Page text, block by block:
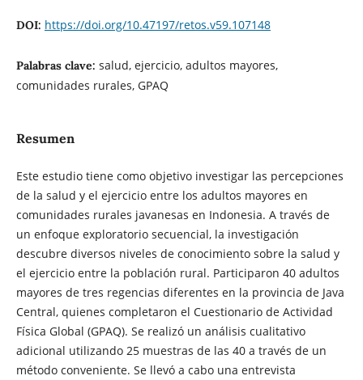
DOI: https://doi.org/10.47197/retos.v59.107148
Palabras clave: salud, ejercicio, adultos mayores,
comunidades rurales, GPAQ
Resumen
Este estudio tiene como objetivo investigar las percepciones
de la salud y el ejercicio entre los adultos mayores en
comunidades rurales javanesas en Indonesia. A través de
un enfoque exploratorio secuencial, la investigación
descubre diversos niveles de conocimiento sobre la salud y
el ejercicio entre la población rural. Participaron 40 adultos
mayores de tres regencias diferentes en la provincia de Java
Central, quienes completaron el Cuestionario de Actividad
Física Global (GPAQ). Se realizó un análisis cualitativo
adicional utilizando 25 muestras de las 40 a través de un
método conveniente. Se llevó a cabo una entrevista